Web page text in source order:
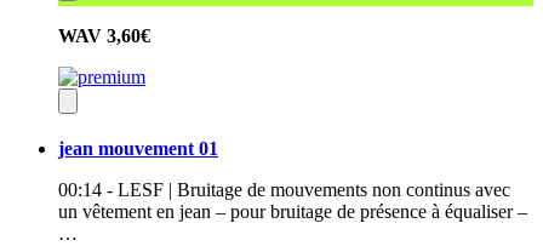
WAV 3,60€
jean mouvement 01
00:14 - LESF | Bruitage de mouvements non continus avec
un vêtement en jean – pour bruitage de présence à équaliser –
…